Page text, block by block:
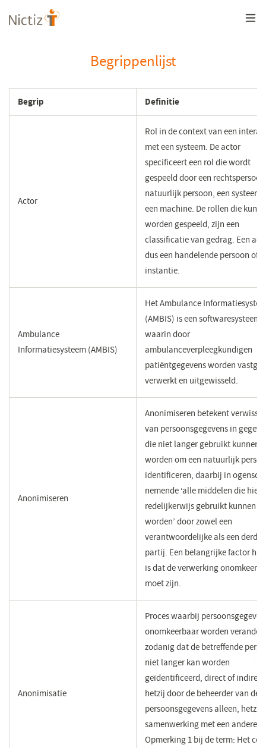
Overslaan
en
Begrippenlijst
Begrip Definitie
Actor
Rol in de context van een
met een systeem. De actor
specificeert een rol die wordt
gespeeld door een
natuurlijk persoon, een systeem
een machine. De rollen die
worden gespeeld, zijn een
classificatie van gedrag. Een
dus een handelende persoon of
instantie.
Ambulance
Informatiesysteem (AMBIS)
Het Ambulance
(AMBIS) is een softwaresysteem
waarin door
ambulanceverpleegkundigen
patiëntgegevens worden
verwerkt en uitgewisseld.
Anonimiseren
Anonimiseren betekent
van persoonsgegevens in
die niet langer gebruikt kunnen
worden om een natuurlijk
identificeren, daarbij in
nemende ‘alle middelen die
redelijkerwijs gebruikt kunnen
worden’ door zowel een
verantwoordelijke als een derde
partij. Een belangrijke factor
is dat de verwerking
moet zijn.
​Anonimisatie
​Proces waarbij
onomkeerbaar worden
zodanig dat de betreffende
niet langer kan worden
geïdentificeerd, direct of
hetzij door de beheerder van de
persoonsgegevens alleen, hetzij
samenwerking met een andere
Opmerking 1 bij de term: Het